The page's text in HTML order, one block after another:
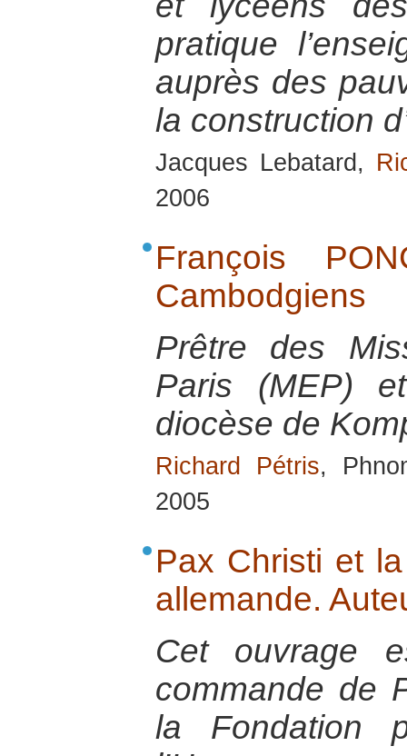
pratique
auprès des
la construction
Jacques Lebatard,
2006
François
Cambodgiens
Prêtre des
Paris (MEP)
diocèse de
Richard Pétris,
2005
Pax Christi et
allemande.
Cet ouvrage
commande de
la Fondation